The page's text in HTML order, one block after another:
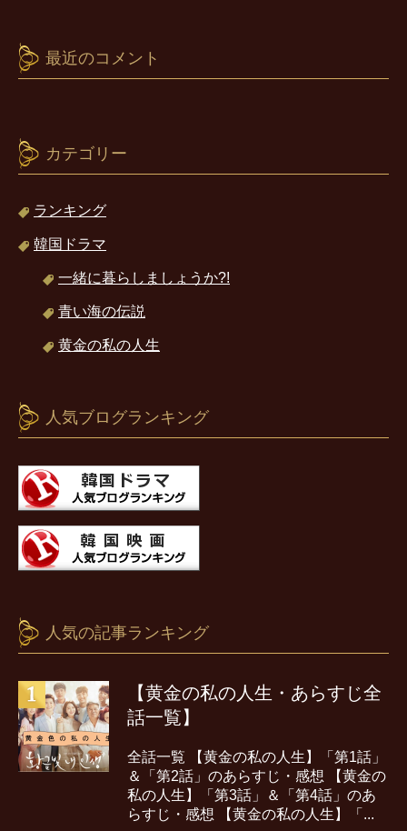
最近のコメント
カテゴリー
ランキング
韓国ドラマ
一緒に暮らしましょうか?!
青い海の伝説
黄金の私の人生
人気ブログランキング
人気の記事ランキング
【黄金の私の人生・あらすじ全
話一覧】
全話一覧 【黄金の私の人生】「第1話」
＆「第2話」のあらすじ・感想 【黄金の
私の人生】「第3話」＆「第4話」のあ
らすじ・感想 【黄金の私の人生】「...